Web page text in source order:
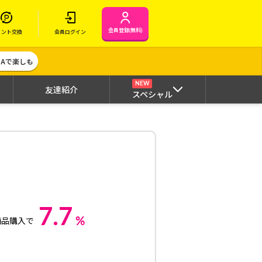
ント交換 会員ログイン 会員登録(無料)
で楽しも
友達紹介
NEW
スペシャル
購入で 7.7 %